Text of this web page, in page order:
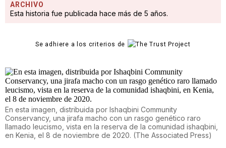
ARCHIVO
Esta historia fue publicada hace más de 5 años.
Se adhiere a los criterios de
En esta imagen, distribuida por Ishaqbini Community
Conservancy, una jirafa macho con un rasgo genético raro
llamado leucismo, vista en la reserva de la comunidad ishaqbini,
en Kenia, el 8 de noviembre de 2020. (The Associated Press)